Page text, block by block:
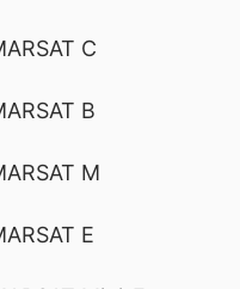
C
B
M
E